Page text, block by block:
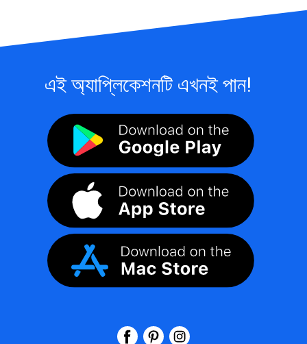
এই অ্যাপ্লিকেশনটি এখনই পান!